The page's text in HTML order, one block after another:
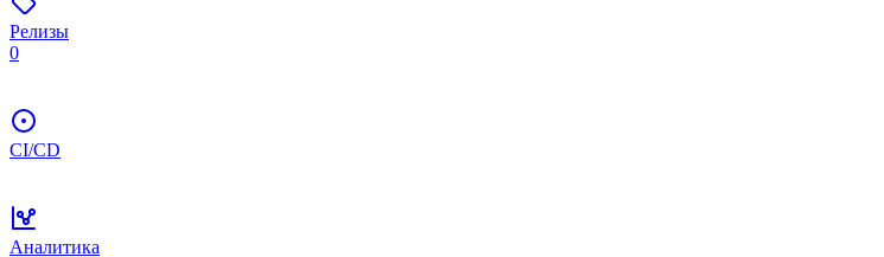
Релизы
0
CI/CD
Аналитика